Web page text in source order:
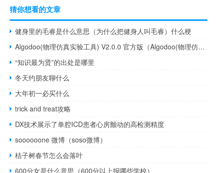
猜你想看的文章
健身里的毛睿是什么意思（为什么把健身人叫毛睿）什么梗
Algodoo(物理仿真实验工具) V2.0.0 官方版（Algodoo(物理仿真实验工具) V2.0.0 官方版功能简介）
“知识最为贤”的出处是哪里
冬天约朋友聊什么
大年初一必买什么
trick and treat攻略
DX技术展示了单腔ICD患者心房颤动的高检测精度
soooooone 微博（soso微博）
桔子树春节怎么会落叶
600分女是什么意思（600分以上报哪些学校）